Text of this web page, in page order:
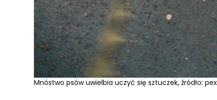
Mnóstwo psów uwielbia uczyć się sztuczek, źródło: